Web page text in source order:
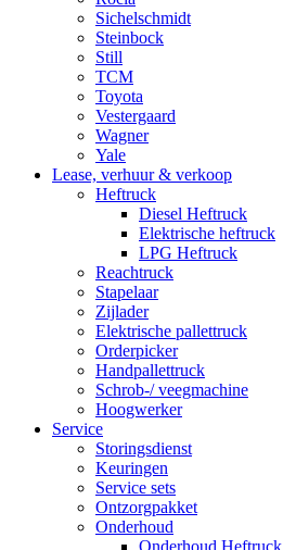
Sichelschmidt
Steinbock
Still
TCM
Toyota
Vestergaard
Wagner
Yale
Lease, verhuur & verkoop
Heftruck
Diesel Heftruck
Elektrische heftruck
LPG Heftruck
Reachtruck
Stapelaar
Zijlader
Elektrische pallettruck
Orderpicker
Handpallettruck
Schrob-/ veegmachine
Hoogwerker
Service
Storingsdienst
Keuringen
Service sets
Ontzorgpakket
Onderhoud
Onderhoud Heftruck